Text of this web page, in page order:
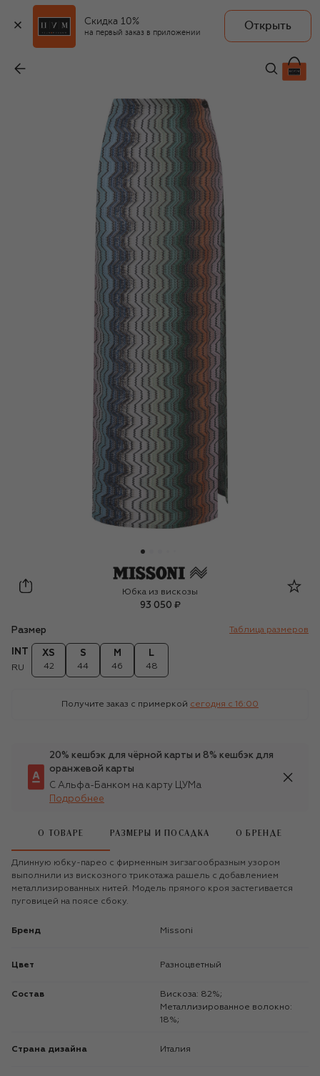
Скидка 10%
на первый заказ в приложении
Открыть
93 050 ₽
Missoni
Юбка из вискозы
93 050 ₽
Размер Таблица размеров
INT
RU
XS
42
S
44
M
46
L
48
Получите заказ с примеркой сегодня c 16:00
20% кешбэк для чёрной карты и 8% кешбэк для
оранжевой карты
С Альфа-Банком на карту ЦУМа
Подробнее
О ТОВАРЕ РАЗМЕРЫ И ПОСАДКА О БРЕНДЕ
Длинную юбку-парео с фирменным зигзагообразным узором
выполнили из вискозного трикотажа рашель с добавлением
металлизированных нитей. Модель прямого кроя застегивается
пуговицей на поясе сбоку.
Бренд Missoni
Цвет Разноцветный
Состав
Вискоза: 82%;
Металлизированное волокно:
18%;
Страна дизайна Италия